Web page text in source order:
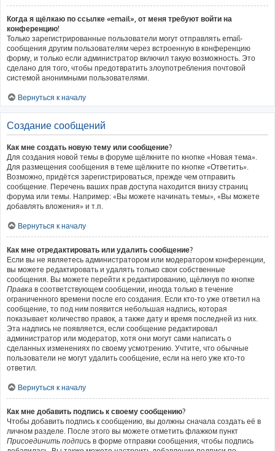
Когда я щёлкаю по ссылке «email», от меня требуют войти на
конференцию!
Только зарегистрированные пользователи могут отправлять email-
сообщения другим пользователям через встроенную в конференцию
форму, и только если администратор включил такую возможность. Это
сделано для того, чтобы предотвратить злоупотребления почтовой
системой анонимными пользователями.
Вернуться к началу
Создание сообщений
Как мне создать новую тему или сообщение?
Для создания новой темы в форуме щёлкните по кнопке «Новая тема».
Для размещения сообщения в теме щёлкните по кнопке «Ответить».
Возможно, придётся зарегистрироваться, прежде чем отправить
сообщение. Перечень ваших прав доступа находится внизу страниц
форума или темы. Например: «Вы можете начинать темы», «Вы можете
добавлять вложения» и т.п.
Вернуться к началу
Как мне отредактировать или удалить сообщение?
Если вы не являетесь администратором или модератором конференции,
вы можете редактировать и удалять только свои собственные
сообщения. Вы можете перейти к редактированию, щёлкнув по кнопке
Правка в соответствующем сообщении, иногда только в течение
ограниченного времени после его создания. Если кто-то уже ответил на
сообщение, то под ним появится небольшая надпись, которая
показывает количество правок, а также дату и время последней из них.
Эта надпись не появляется, если сообщение редактировал
администратор или модератор, хотя они могут сами написать о
сделанных изменениях по своему усмотрению. Учтите, что обычные
пользователи не могут удалить сообщение, если на него уже кто-то
ответил.
Вернуться к началу
Как мне добавить подпись к своему сообщению?
Чтобы добавить подпись к сообщению, вы должны сначала создать её в
личном разделе. После этого вы можете отметить флажком пункт
Присоединить подпись в форме отправки сообщения, чтобы подпись